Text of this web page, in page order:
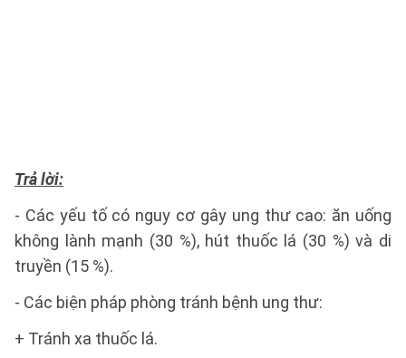
Trả lời:
- Các yếu tố có nguy cơ gây ung thư cao: ăn uống
không lành mạnh (30 %), hút thuốc lá (30 %) và di
truyền (15 %).
- Các biện pháp phòng tránh bệnh ung thư:
+ Tránh xa thuốc lá.